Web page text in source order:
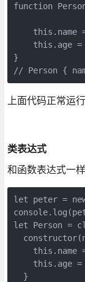
function
this.name
this.age =
}
// Person {
上面代码正常运行
类表达式
和函数表达式一
let peter =
let Person =
this.name
this.age =
  }